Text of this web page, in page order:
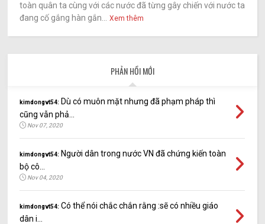
toàn quân ta cùng với các nước đã từng gây chiến với nước ta
đang cố gắng hàn gắn...
Xem thêm
PHẢN HỒI MỚI
kimdongvt54: Dù có muôn mặt nhưng đã phạm pháp thì
cũng vẫn phả...
Nov 07, 2020
kimdongvt54: Người dân trong nước VN đã chứng kiến toàn
bộ cô...
Nov 04, 2020
kimdongvt54: Có thể nói chắc chắn rằng :sẽ có nhiều giáo
dân i...